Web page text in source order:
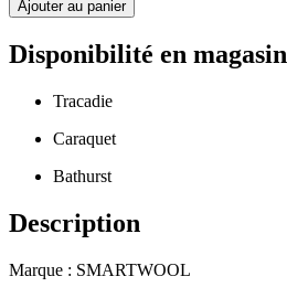
Ajouter au panier
Disponibilité en magasin
Tracadie
Caraquet
Bathurst
Description
Marque : SMARTWOOL